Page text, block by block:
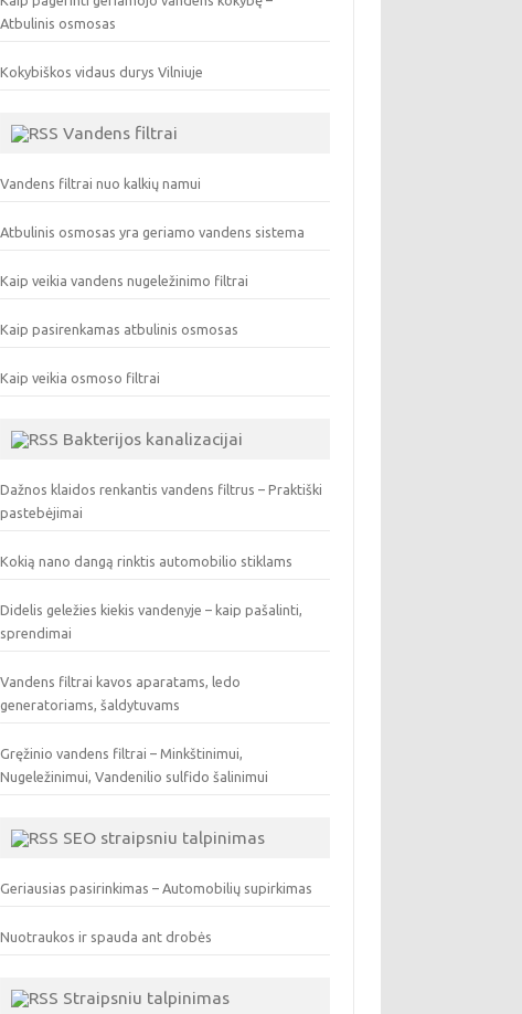
Atbulinis osmosas
Kokybiškos vidaus durys Vilniuje
Vandens filtrai
Vandens filtrai nuo kalkių namui
Atbulinis osmosas yra geriamo vandens sistema
Kaip veikia vandens nugeležinimo filtrai
Kaip pasirenkamas atbulinis osmosas
Kaip veikia osmoso filtrai
Bakterijos kanalizacijai
Dažnos klaidos renkantis vandens filtrus – Praktiški
pastebėjimai
Kokią nano dangą rinktis automobilio stiklams
Didelis geležies kiekis vandenyje – kaip pašalinti,
sprendimai
Vandens filtrai kavos aparatams, ledo
generatoriams, šaldytuvams
Gręžinio vandens filtrai – Minkštinimui,
Nugeležinimui, Vandenilio sulfido šalinimui
SEO straipsniu talpinimas
Geriausias pasirinkimas – Automobilių supirkimas
Nuotraukos ir spauda ant drobės
Straipsniu talpinimas